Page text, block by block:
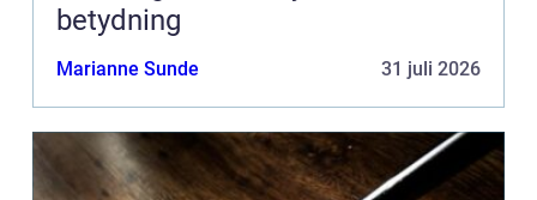
betydning
Marianne Sunde 31 juli 2026